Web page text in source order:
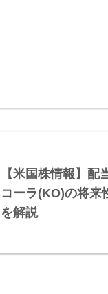
【米国株情報】配
コーラ(KO)の将来
を解説